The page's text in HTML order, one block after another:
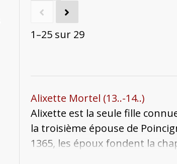
1–25 sur 29
Alixette Mortel (13..-14..)
Alixette est la seule fille
la troisième épouse de
1365, les époux fondent la